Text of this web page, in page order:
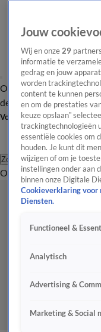
OverzichtAfleveringen
de redactieNieuwsbrief
Volg Shownieuws
Zoeken
Overzicht
Jouw
Wij en onze 29
informatie te
gedrag en jouw
worden
content te kunnen
en om de prestaties
keuze opslaan”
trackingtechnologieën
essentiële cookies om
houden. Je kunt dit
wijzigen of om je
instellingen onder aan
binnen onze Digitale
Cookieverklaring voor
Diensten.
Functioneel &
Analytisch
Advertising &
Marketing & Social